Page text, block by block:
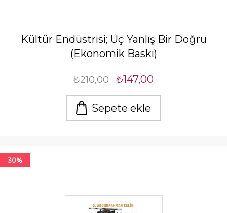
Kültür Endüstrisi; Üç Yanlış Bir Doğru
(Ekonomik Baskı)
₺210,00 ₺147,00
Sepete ekle
30%